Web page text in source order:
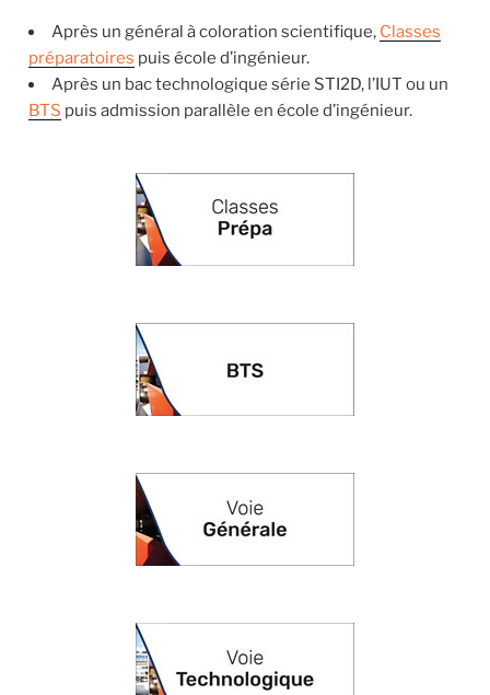
Après un général à coloration scientifique, Classes
préparatoires puis école d’ingénieur.
Après un bac technologique série STI2D, l’IUT ou un
BTS puis admission parallèle en école d’ingénieur.